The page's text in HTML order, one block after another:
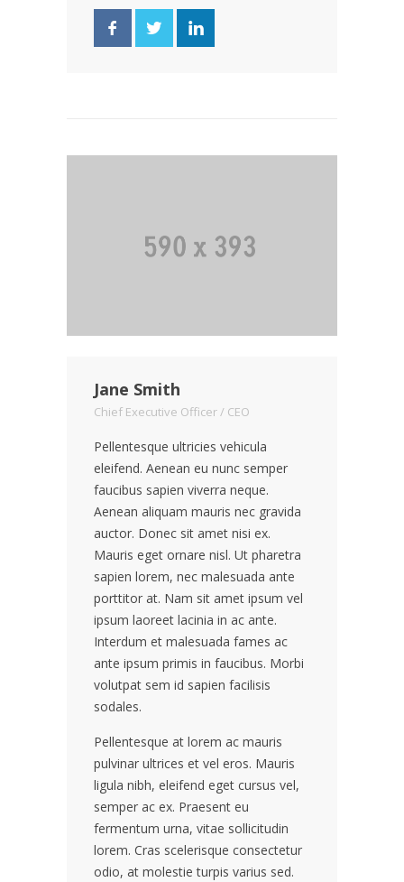
Jane Smith
Chief Executive Officer / CEO
Pellentesque ultricies vehicula
eleifend. Aenean eu nunc semper
faucibus sapien viverra neque.
Aenean aliquam mauris nec gravida
auctor. Donec sit amet nisi ex.
Mauris eget ornare nisl. Ut pharetra
sapien lorem, nec malesuada ante
porttitor at. Nam sit amet ipsum vel
ipsum laoreet lacinia in ac ante.
Interdum et malesuada fames ac
ante ipsum primis in faucibus. Morbi
volutpat sem id sapien facilisis
sodales.
Pellentesque at lorem ac mauris
pulvinar ultrices et vel eros. Mauris
ligula nibh, eleifend eget cursus vel,
semper ac ex. Praesent eu
fermentum urna, vitae sollicitudin
lorem. Cras scelerisque consectetur
odio, at molestie turpis varius sed.